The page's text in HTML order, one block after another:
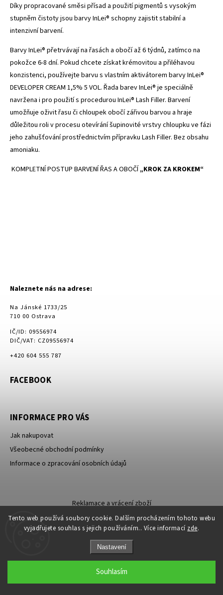
Tento web používá soubory cookie. Dalším procházením tohoto webu
vyjadřujete souhlas s jejich používáním.. Více informací zde.
Nastavení
Souhlasím
Díky propracované směsi přísad a použití pigmentů s vysokým
stupněm čistoty jsou barvy InLei® schopny zajistit stabilní a
intenzivní barvení.
Barvy InLei® přetrvávají na řasách a obočí až 6 týdnů, zatímco na
pokožce 6-8 dní. Pokud chcete získat krémovitou a přiléhavou
konzistenci, používejte barvu s vlastním aktivátorem barvy InLei®
DEVELOPER CREAM 1,5% 5 VOL. Řada barev InLei® je speciálně
navržena i pro použití s procedurou InLei® Lash Filler. Barvení
umožňuje oživit řasu či chloupek obočí zářivou barvou a hraje
důležitou roli v procesu otevírání šupinovité vrstvy chloupku ve fázi
jeho zahušťování prostřednictvím přípravku Lash Filler. Bez obsahu
amoniaku.
KOMPLETNÍ POSTUP BARVENÍ ŘAS A OBOČÍ„KROK ZA KROKEM“
Naleznete nás na adrese:
Na Jánské 1733/25
710 00 Ostrava
IČ/ID: 09556974
DIČ/VAT: CZ09556974
+420 604 555 787
FACEBOOK
INFORMACE PRO VÁS
Jak nakupovat
Všeobecné obchodní podmínky
Informace o zpracování osobních údajů
Reklamace a vrácení zboží